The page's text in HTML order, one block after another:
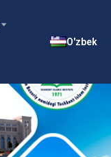
O'zbek